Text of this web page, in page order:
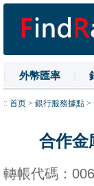
外幣匯率
| 名詞解釋 |
:: 首页 > 銀行服務據點 >
合作金
轉帳代碼：006